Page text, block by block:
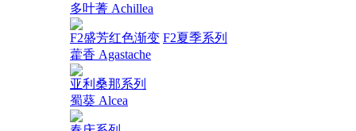
多叶蓍 Achillea
F2盛芳红色渐变 F2夏季系列
藿香 Agastache
亚利桑那系列
蜀葵 Alcea